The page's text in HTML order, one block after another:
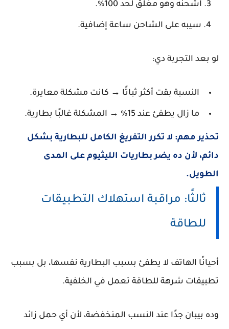
اشحنه وهو مغلق لحد 100%.
سيبه على الشاحن ساعة إضافية.
لو بعد التجربة دي:
النسبة بقت أكثر ثباتًا → كانت مشكلة معايرة.
ما زال يطفئ عند 15% → المشكلة غالبًا بطارية.
تحذير مهم: لا تكرر التفريغ الكامل للبطارية بشكل
دائم، لأن ده يضر بطاريات الليثيوم على المدى
الطويل.
ثالثًا: مراقبة استهلاك التطبيقات
للطاقة
أحيانًا الهاتف لا يطفئ بسبب البطارية نفسها، بل بسبب
تطبيقات شرهة للطاقة تعمل في الخلفية.
وده بيبان جدًا عند النسب المنخفضة، لأن أي حمل زائد